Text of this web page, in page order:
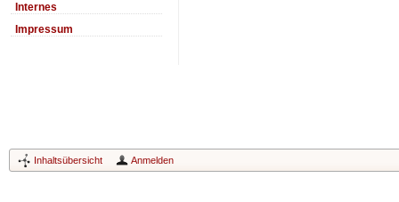
Internes
Impressum
Inhaltsübersicht Anmelden